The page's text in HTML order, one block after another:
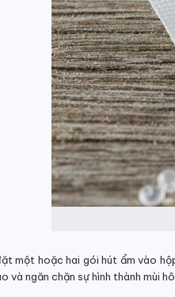
một hoặc hai gói hút ẩm vào
và ngăn chặn sự hình thành mùi